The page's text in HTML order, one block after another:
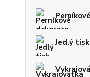
Jedlý